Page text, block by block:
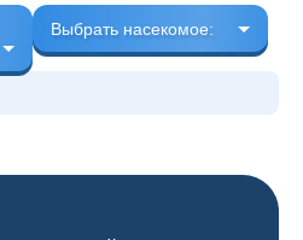
Выбрать насекомое: